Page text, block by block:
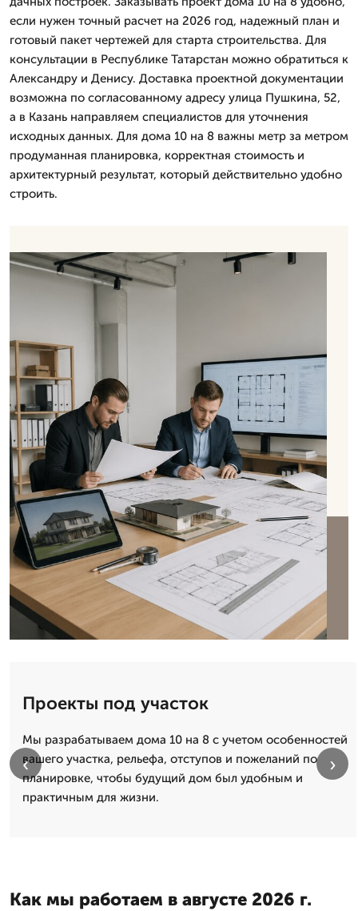
если нужен точный расчет на 2026 год, надежный план и
готовый пакет чертежей для старта строительства. Для
консультации в Республике Татарстан можно обратиться к
Александру и Денису. Доставка проектной документации
возможна по согласованному адресу улица Пушкина, 52,
а в Казань направляем специалистов для уточнения
исходных данных. Для дома 10 на 8 важны метр за метром
продуманная планировка, корректная стоимость и
архитектурный результат, который действительно удобно
строить.
Проекты под участок
Мы разрабатываем дома 10 на 8 с учетом особенностей
вашего участка, рельефа, отступов и пожеланий по
планировке, чтобы будущий дом был удобным и
практичным для жизни.
‹ ›
Как мы работаем в августе 2026 г.